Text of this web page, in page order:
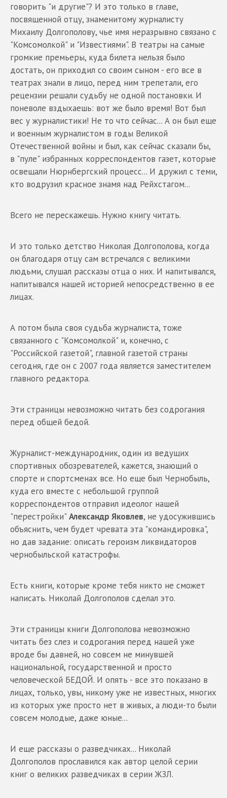
говорить "и другие"? И это только в главе,
посвященной отцу, знаменитому журналисту
Михаилу Долгополову, чье имя неразрывно связано с
"Комсомолкой" и "Известиями". В театры на самые
громкие премьеры, куда билета нельзя было
достать, он приходил со своим сыном - его все в
театрах знали в лицо, перед ним трепетали, его
рецензии решали судьбу не одной постановки. И
поневоле вздыхаешь: вот же было время! Вот был
вес у журналистики! Не то что сейчас... А он был еще
и военным журналистом в годы Великой
Отечественной войны и был, как сейчас сказали бы,
в "пуле" избранных корреспондентов газет, которые
освещали Нюрнбергский процесс... И дружил с теми,
кто водрузил красное знамя над Рейхстагом...
Всего не перескажешь. Нужно книгу читать.
И это только детство Николая Долгополова, когда
он благодаря отцу сам встречался с великими
людьми, слушал рассказы отца о них. И напитывался,
напитывался нашей историей непосредственно в ее
лицах.
А потом была своя судьба журналиста, тоже
связанного с "Комсомолкой" и, конечно, с
"Российской газетой", главной газетой страны
сегодня, где он с 2007 года является заместителем
главного редактора.
Эти страницы невозможно читать без содрогания
перед общей бедой.
Журналист-международник, один из ведущих
спортивных обозревателей, кажется, знающий о
спорте и спортсменах все. Но еще был Чернобыль,
куда его вместе с небольшой группой
корреспондентов отправил идеолог нашей
"перестройки"Александр Яковлев, не удосужившись
объяснить, чем будет чревата эта "командировка",
но дав задание: описать героизм ликвидаторов
чернобыльской катастрофы.
Есть книги, которые кроме тебя никто не сможет
написать. Николай Долгополов сделал это.
Эти страницы книги Долгополова невозможно
читать без слез и содрогания перед нашей уже
вроде бы давней, но совсем не минувшей
национальной, государственной и просто
человеческой БЕДОЙ. И опять - все это показано в
лицах, только, увы, никому уже не известных, многих
из которых уже просто нет в живых, а люди-то были
совсем молодые, даже юные...
И еще рассказы о разведчиках... Николай
Долгополов прославился как автор целой серии
книг о великих разведчиках в серии ЖЗЛ.